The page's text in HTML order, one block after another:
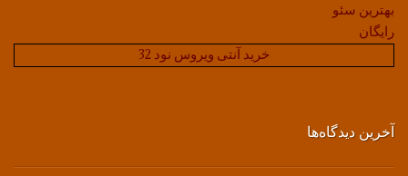
بهترین سئو
رایگان
خرید آنتی ویروس نود 32
آخرین دیدگاه‌ها